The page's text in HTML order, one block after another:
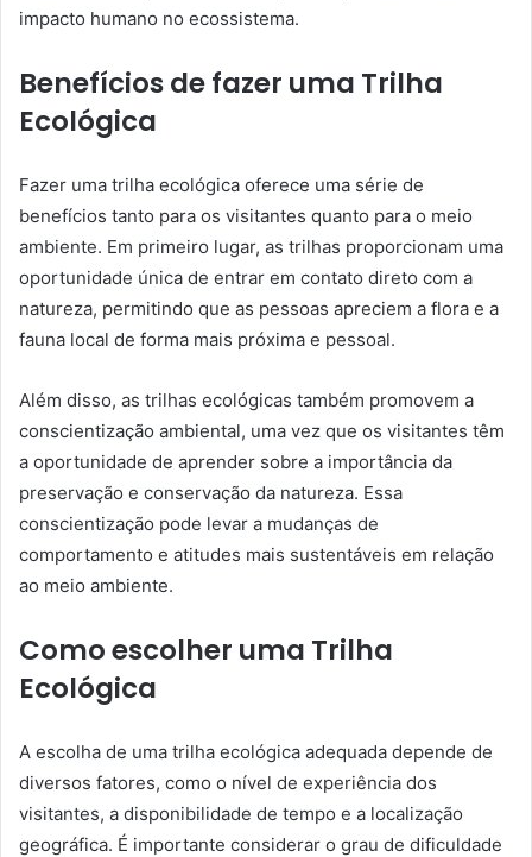
impacto humano no ecossistema.
Benefícios de fazer uma Trilha
Ecológica
Fazer uma trilha ecológica oferece uma série de
benefícios tanto para os visitantes quanto para o meio
ambiente. Em primeiro lugar, as trilhas proporcionam uma
oportunidade única de entrar em contato direto com a
natureza, permitindo que as pessoas apreciem a flora e a
fauna local de forma mais próxima e pessoal.
Além disso, as trilhas ecológicas também promovem a
conscientização ambiental, uma vez que os visitantes têm
a oportunidade de aprender sobre a importância da
preservação e conservação da natureza. Essa
conscientização pode levar a mudanças de
comportamento e atitudes mais sustentáveis em relação
ao meio ambiente.
Como escolher uma Trilha
Ecológica
A escolha de uma trilha ecológica adequada depende de
diversos fatores, como o nível de experiência dos
visitantes, a disponibilidade de tempo e a localização
geográfica. É importante considerar o grau de dificuldade